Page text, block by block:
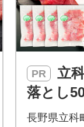
PR
落と
長野県立科